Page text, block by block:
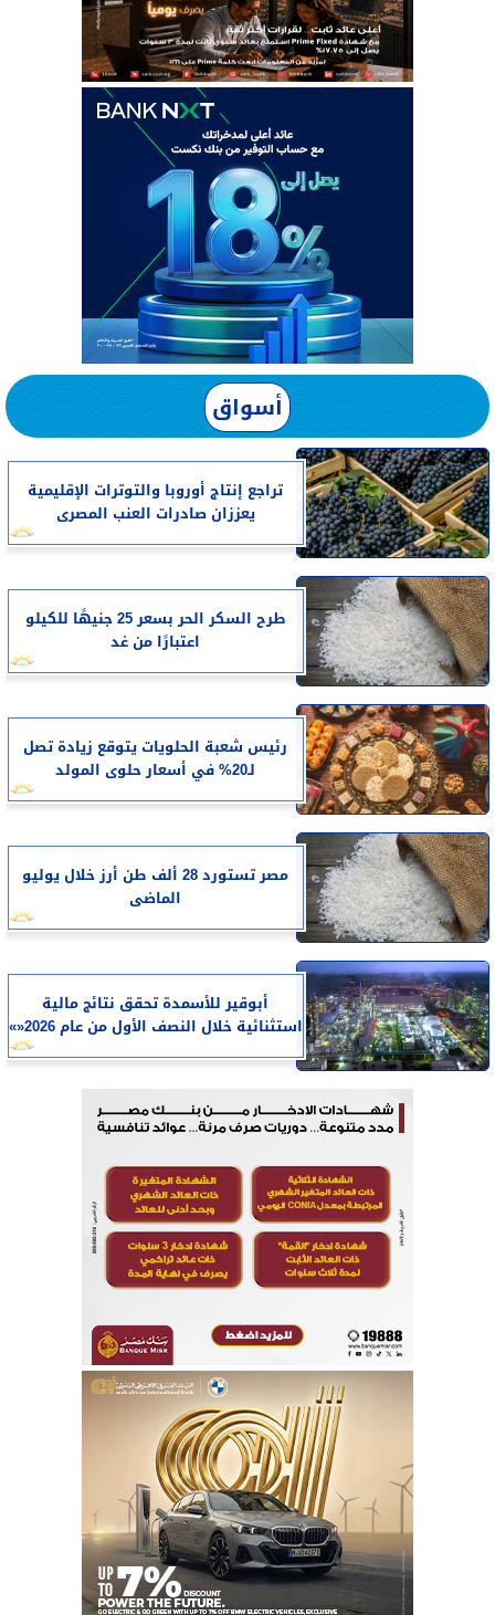
أسواق
تراجع إنتاج أوروبا والتوترات الإقليمية
يعززان صادرات العنب المصرى
طرح السكر الحر بسعر 25 جنيهًا للكيلو
اعتبارًا من غد
رئيس شعبة الحلويات يتوقع زيادة تصل
لـ20% في أسعار حلوى المولد
مصر تستورد 28 ألف طن أرز خلال يوليو
الماضى
أبوقير للأسمدة تحقق نتائج مالية
استثنائية خلال النصف الأول من عام 2026«»